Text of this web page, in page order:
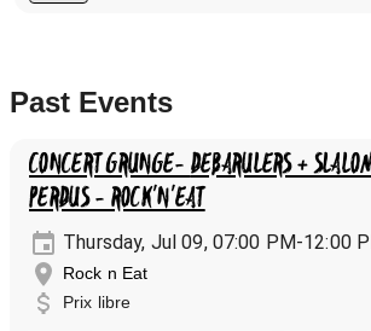
Past Events
CONCERT GRUNGE- DEBARULERS + SLALOM + LES CAS
PERDUS - ROCK'N'EAT
Thursday, Jul 09, 07:00 PM-12:00
Rock n Eat
Prix libre